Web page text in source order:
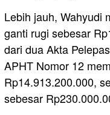
Lebih jauh, Wahyudi
ganti rugi sebesar
dari dua Akta
APHT Nomor 12
Rp14.913.200.000,
sebesar